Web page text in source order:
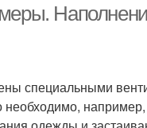
специальными